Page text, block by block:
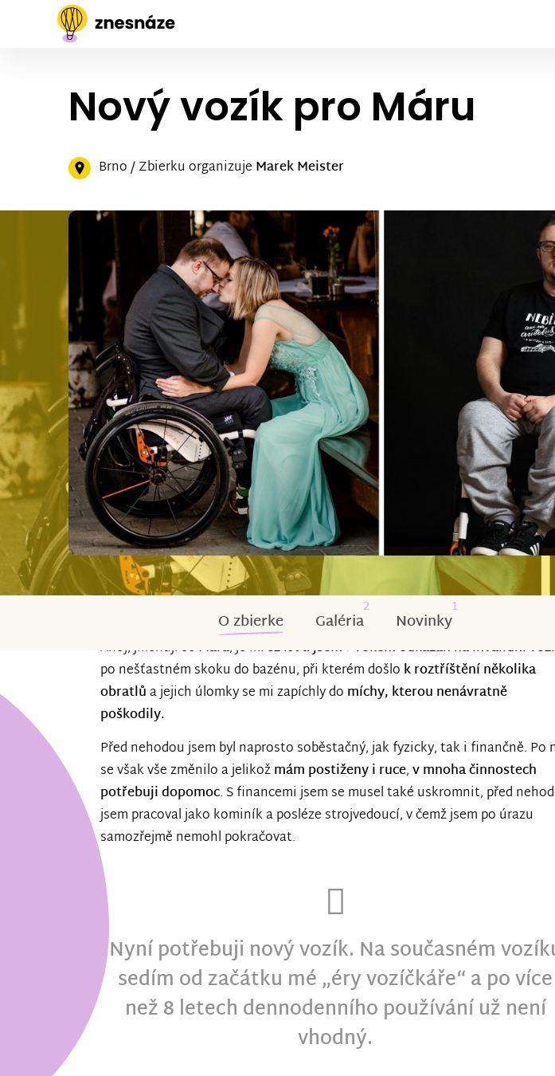
Nový vozík pro Máru
Brno / Zbierku organizuje Marek Meister
O zbierke Galéria
2
Novinky
1
Ahoj, jmenuji se Mára, je mi 32 let ajsem 9 rokem odkázán na invalidní
po nešťastném skoku do bazénu, při kterém došlo k roztříštění několika
obratlůa jejich úlomky se mi zapíchly do míchy, kterou nenávratně
poškodily.
Před nehodou jsem byl naprosto soběstačný, jak fyzicky, tak i finančně. Po
se však vše změnilo a jelikožmám postiženy i ruce,v mnoha činnostech
potřebuji dopomoc. S financemi jsem se musel také uskromnit, před
jsem pracoval jako kominík a posléze strojvedoucí, v čemž jsem po úrazu
samozřejmě nemohl pokračovat.
Nyní potřebuji nový vozík. Na současném
sedím od začátku mé „éry vozíčkáře“ a po více
než 8 letech dennodenního používání už není
vhodný.